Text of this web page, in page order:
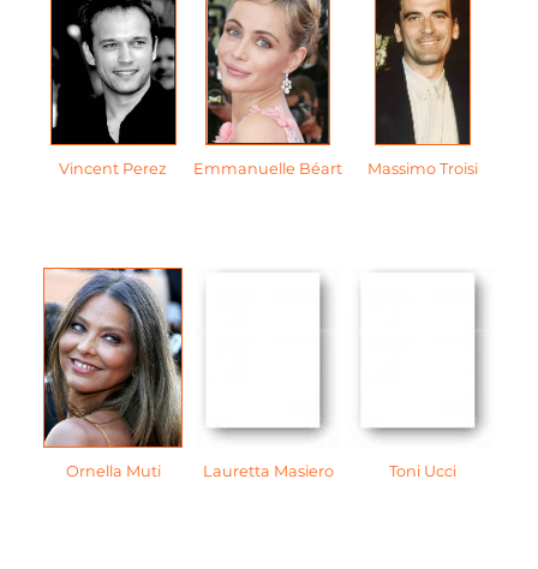
Vincent Perez Emmanuelle Béart Massimo Troisi
Ornella Muti Lauretta Masiero Toni Ucci